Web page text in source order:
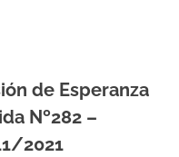
de Esperanza
Nº282 –
2021